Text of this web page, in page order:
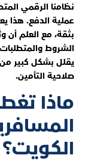
نظامنا الرقمي
عملية الدفع. هذا
بثقة، مع العلم أن
الشروط
يقلل بشكل كبير
صلاحية التأمين.
ماذا
الكويت؟